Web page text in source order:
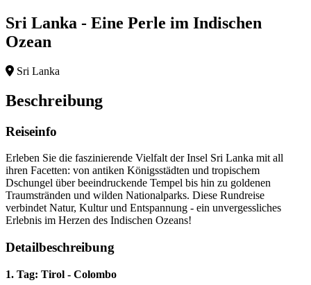
Sri Lanka - Eine Perle im Indischen
Ozean
Sri Lanka
Beschreibung
Reiseinfo
Erleben Sie die faszinierende Vielfalt der Insel Sri Lanka mit all
ihren Facetten: von antiken Königsstädten und tropischem
Dschungel über beeindruckende Tempel bis hin zu goldenen
Traumstränden und wilden Nationalparks. Diese Rundreise
verbindet Natur, Kultur und Entspannung - ein unvergessliches
Erlebnis im Herzen des Indischen Ozeans!
Detailbeschreibung
1. Tag: Tirol - Colombo